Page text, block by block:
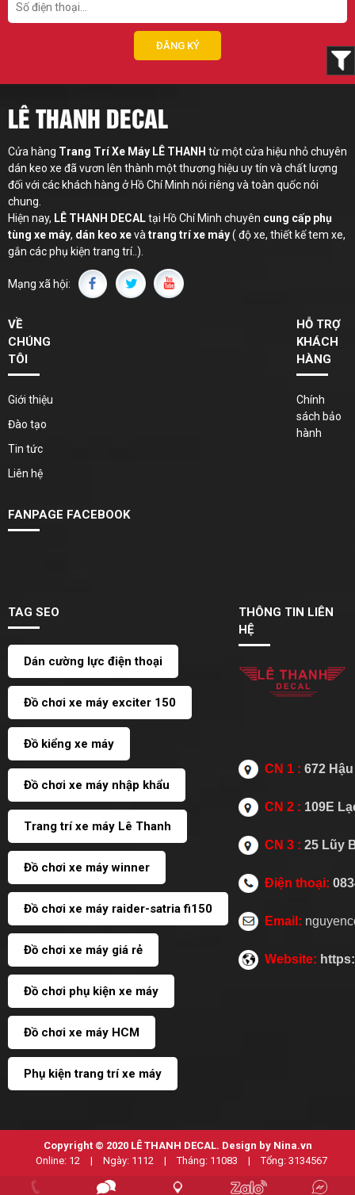
LÊ THANH DECAL
Cửa hàng Trang Trí Xe Máy LÊ THANH từ một cửa hiệu nhỏ chuyên
dán keo xe đã vươn lên thành một thương hiệu uy tín và chất lượng
đối với các khách hàng ở Hồ Chí Minh nói riêng và toàn quốc nói
chung.
Hiện nay, LÊ THANH DECALtại Hồ Chí Minh chuyên cung cấp phụ
tùng xe máy, dán keo xevàtrang trí xe máy( độ xe, thiết kế tem xe,
gắn các phụ kiện trang trí..).
Mạng xã hội:
VỀ
CHÚNG
TÔI
Giới thiệu
Đào tạo
Tin tức
Liên hệ
HỖ TRỢ
KHÁCH
HÀNG
Chính
sách bảo
hành
FANPAGE FACEBOOK
TAG SEO
Dán cường lực điện thoại
Đồ chơi xe máy exciter 150
Đồ kiểng xe máy
Đồ chơi xe máy nhập khẩu
Trang trí xe máy Lê Thanh
Đồ chơi xe máy winner
Đồ chơi xe máy raider-satria fi150
Đồ chơi xe máy giá rẻ
Đồ chơi phụ kiện xe máy
Đồ chơi xe máy HCM
Phụ kiện trang trí xe máy
THÔNG TIN LIÊN
HỆ
CN 1 :672
CN 2 : 109E
CN 3 : 25 Lũy
Điện thoại:
Email:
Website:
Copyright © 2020 LÊ THANH DECAL. Design by Nina.vn
Online: 12 | Ngày: 1112 | Tháng: 11083 | Tổng: 3134567